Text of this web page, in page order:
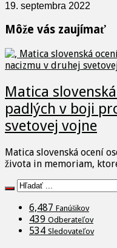
19. septembra 2022
Môže vás zaujímať
Matica
padlých v boji
svetovej vojne
Matica slovenská ocení
života in memoriam,
6,487 Fanúšikov
439 Odberateľov
534 Sledovateľov